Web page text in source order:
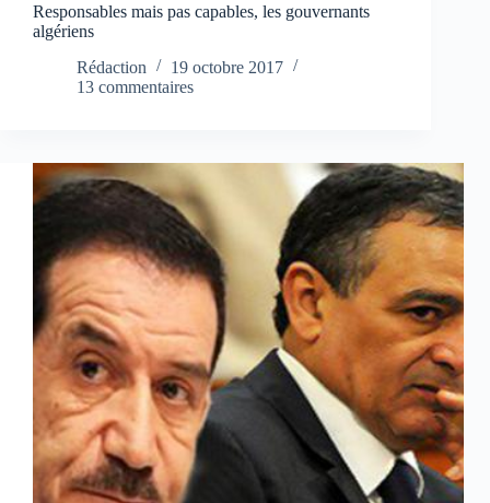
Responsables mais pas capables, les gouvernants
algériens
Rédaction
19 octobre 2017
13 commentaires